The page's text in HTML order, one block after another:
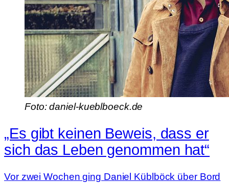
Foto: daniel-kueblboeck.de
„Es gibt keinen Beweis, dass er
sich das Leben genommen hat“
Vor zwei Wochen ging Daniel Küblböck über Bord